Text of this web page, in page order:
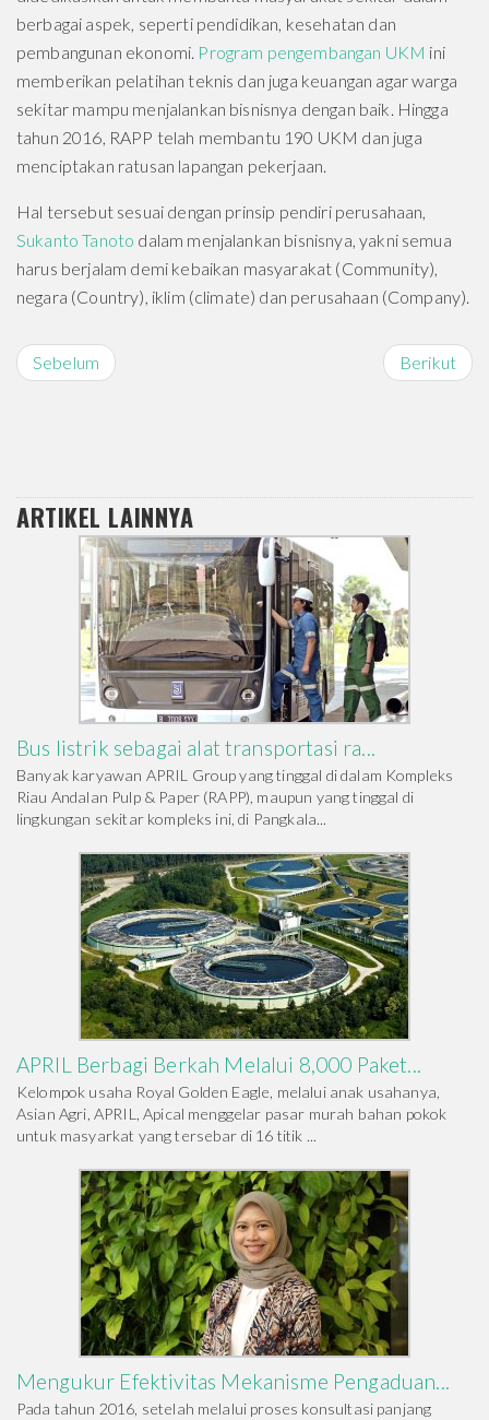
berbagai aspek, seperti pendidikan, kesehatan dan
pembangunan ekonomi. Program pengembangan UKM ini
memberikan pelatihan teknis dan juga keuangan agar warga
sekitar mampu menjalankan bisnisnya dengan baik. Hingga
tahun 2016, RAPP telah membantu 190 UKM dan juga
menciptakan ratusan lapangan pekerjaan.
Hal tersebut sesuai dengan prinsip pendiri perusahaan,
Sukanto Tanoto dalam menjalankan bisnisnya, yakni semua
harus berjalam demi kebaikan masyarakat (Community),
negara (Country), iklim (climate) dan perusahaan (Company).
Sebelum Berikut
ARTIKEL LAINNYA
Bus listrik sebagai alat transportasi ra...
Banyak karyawan APRIL Group yang tinggal di dalam Kompleks
Riau Andalan Pulp & Paper (RAPP), maupun yang tinggal di
lingkungan sekitar kompleks ini, di Pangkala...
APRIL Berbagi Berkah Melalui 8,000 Paket...
Kelompok usaha Royal Golden Eagle, melalui anak usahanya,
Asian Agri, APRIL, Apical menggelar pasar murah bahan pokok
untuk masyarkat yang tersebar di 16 titik ...
Mengukur Efektivitas Mekanisme Pengaduan...
Pada tahun 2016, setelah melalui proses konsultasi panjang